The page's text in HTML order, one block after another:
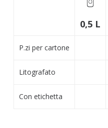
0,5 L
P.zi per cartone
Litografato
Con etichetta